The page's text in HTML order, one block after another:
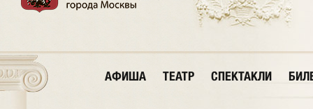
АФИША ТЕАТР СПЕКТАКЛИ